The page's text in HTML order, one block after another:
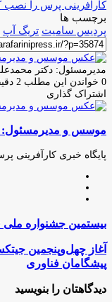
کارآفرینی پرس را نصب
برچسب ها
پردیس سامیت تریگ آپ
مدیرمسئول: دکتر
0 خواندن این مطلب 2 دقیقه زمان میبرد
اشتراک گذاری
فیس
توئیتر
لینکدین
واتس
تلگرام
اشتراک
از
ایمیل
چاپ
موسس و مدیرمسئول:
پایگاه خبری کارآفرینی
بیستمین
جشنواره
ملی
فن‌آفرینی
شیخ‌بهایی
برگزار
می‌شود
بیستمین جشنواره ملی
آغاز
چهل‌وپنجمین
جیتکس؛
بزرگ‌ترین
رویداد
آغاز چهل‌وپنجمین
پیشگامان فناوری
دیدگاهتان را بنویسید